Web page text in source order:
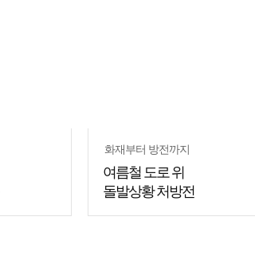
화재부터 방전까지
여름철 도로 위
돌발상황 처방전